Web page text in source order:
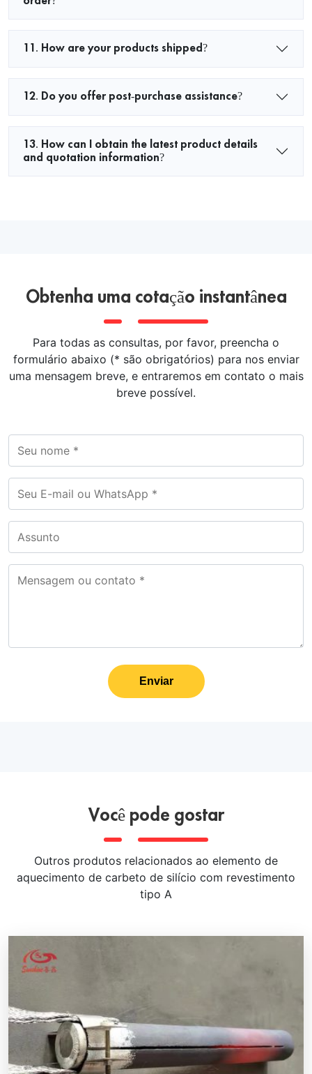
11. How are your products shipped?
12. Do you offer post-purchase assistance?
13. How can I obtain the latest product details
and quotation information?
Obtenha uma cotação instantânea
Para todas as consultas, por favor, preencha o
formulário abaixo (* são obrigatórios) para nos enviar
uma mensagem breve, e entraremos em contato o mais
breve possível.
Enviar
Você pode gostar
Outros produtos relacionados ao elemento de
aquecimento de carbeto de silício com revestimento
tipo A